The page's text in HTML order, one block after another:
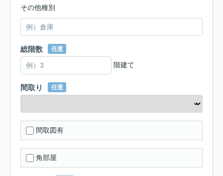
その他種別
総階数 任意
階建て
間取り 任意
間取図有
角部屋